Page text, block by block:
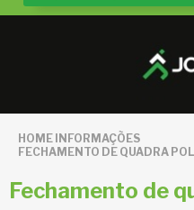
HOME INFORMAÇÕES
FECHAMENTO DE QUADRA
Fechamento de